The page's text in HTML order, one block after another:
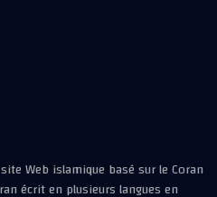
Web islamique basé sur le Coran
écrit en plusieurs langues en